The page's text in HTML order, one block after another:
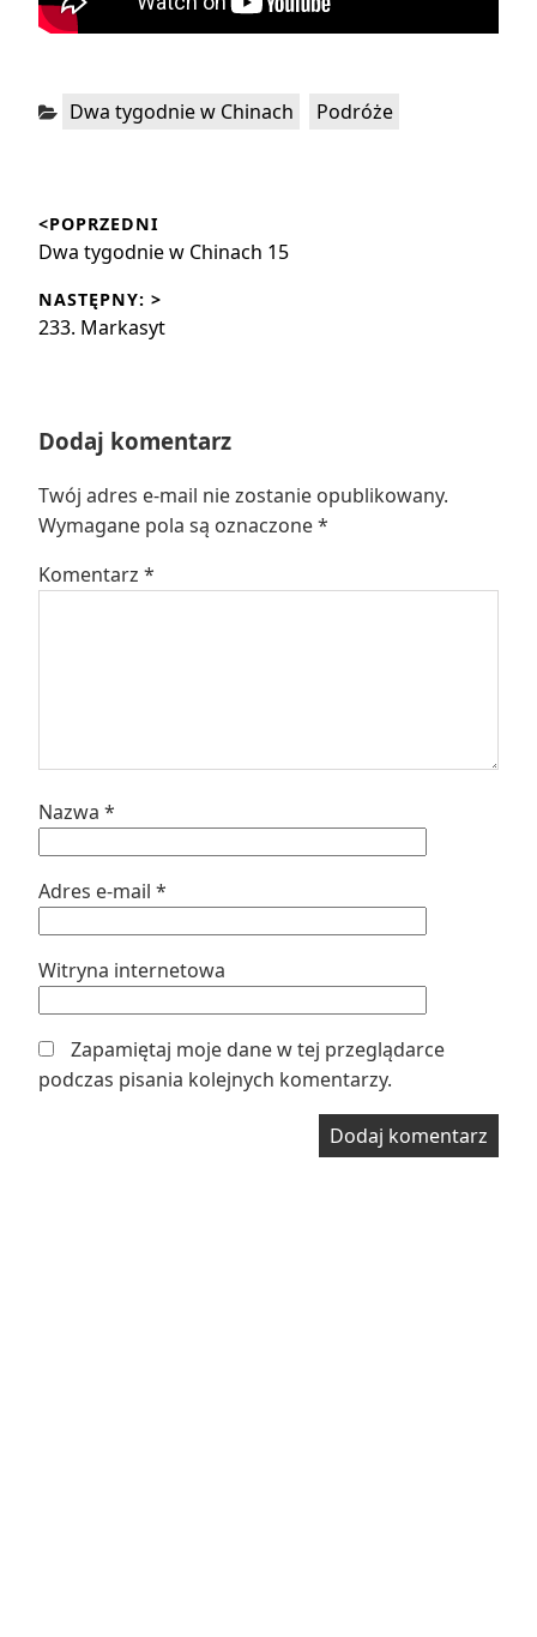
Kategorie:
Dwa tygodnie w Chinach Podróże
wpisu
<POPRZEDNI
Poprzedni
Dwa tygodnie w Chinach 15
NASTĘPNY: >
Następny
233. Markasyt
Dodaj komentarz
Twój adres e-mail nie zostanie opublikowany.
Wymagane pola są oznaczone*
Komentarz *
Nazwa *
Adres e-mail *
Witryna internetowa
Zapamiętaj moje dane w tej przeglądarce
podczas pisania kolejnych komentarzy.